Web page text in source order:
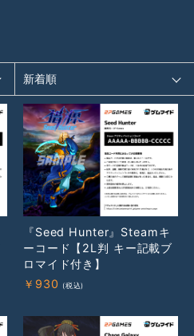
『Seed Hunter』Steamキ
ーコード【2L判 キー記載ブ
ロマイド付き】
￥ 930